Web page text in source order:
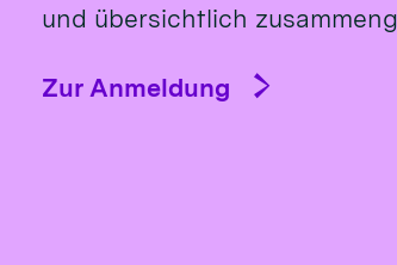
und übersichtlich
Zur Anmeldung